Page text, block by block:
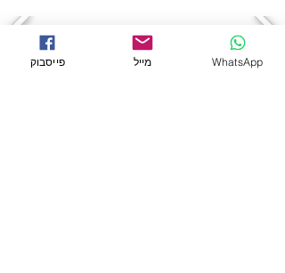
פייסבוק מייל WhatsApp